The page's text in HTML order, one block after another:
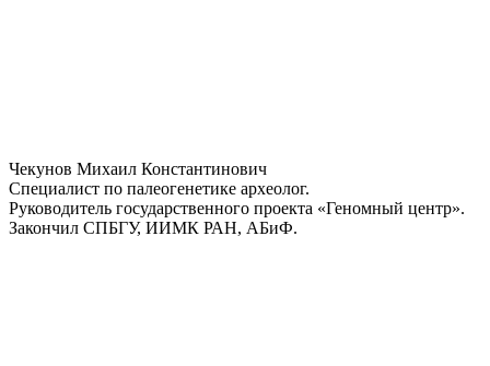
Чекунов Михаил Константинович
Специалист по палеогенетике археолог.
Руководитель государственного проекта «Геномный центр».
Закончил СПБГУ, ИИМК РАН, АБиФ.